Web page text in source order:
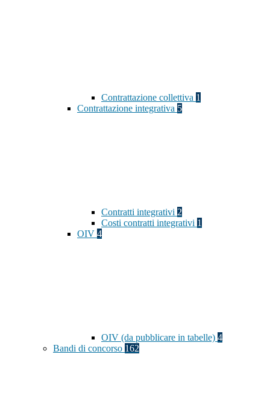
Contrattazione collettiva 1
Contrattazione integrativa 5
Contratti integrativi 2
Costi contratti integrativi 1
OIV 4
OIV (da pubblicare in tabelle) 4
Bandi di concorso 162